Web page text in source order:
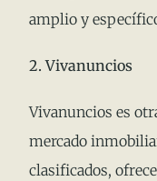
amplio y
2. Vivanuncios
Vivanuncios es
mercado
clasificados,